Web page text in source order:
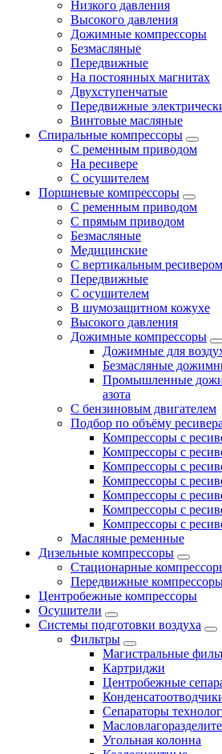
Низкого давления
Высокого давления
Дожимные компрессоры
Безмасляные
Передвижные
На постоянных магнитах
Двухступенчатые
Передвижные
Винтовые масляные
Спиральные компрессоры
С ременным приводом
На ресивере
С осушителем
Поршневые компрессоры
С ременным приводом
С прямым приводом
Безмасляные
Медицинские
С вертикальным ресивером
Передвижные
С осушителем
В шумозащитном кожухе
Высокого давления
Дожимные компрессоры
Дожимные для
Безмасляные
Промышленные
азота
С бензиновым двигателем
Подбор по объёму ресивера
Компрессоры с
Компрессоры с
Компрессоры с
Компрессоры с
Компрессоры с
Компрессоры с
Компрессоры с
Масляные ременные
Дизельные компрессоры
Стационарные
Передвижные
Центробежные компрессоры
Осушители
Системы подготовки воздуха
Фильтры
Магистральные
Картриджи
Центробежные
Сепараторы
Угольная колонна